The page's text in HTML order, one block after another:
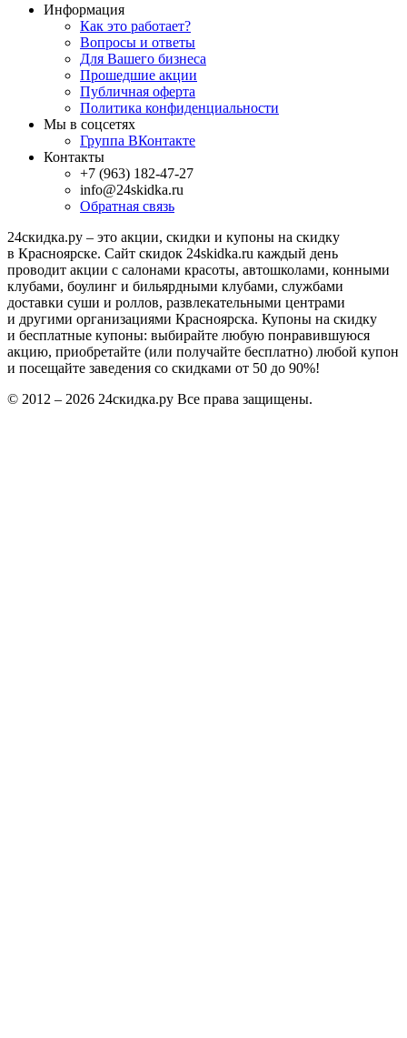
Информация
Как это работает?
Вопросы и ответы
Для Вашего бизнеса
Прошедшие акции
Публичная оферта
Политика конфиденциальности
Мы в соцсетях
Группа ВКонтакте
Контакты
+7 (963) 182-47-27
info@24skidka.ru
Обратная связь
24скидка.ру – это акции, скидки и купоны на скидку
в Красноярске. Сайт скидок 24skidka.ru каждый день
проводит акции с салонами красоты, автошколами, конными
клубами, боулинг и бильярдными клубами, службами
доставки суши и роллов, развлекательными центрами
и другими организациями Красноярска. Купоны на скидку
и бесплатные купоны: выбирайте любую понравившуюся
акцию, приобретайте (или получайте бесплатно) любой купон
и посещайте заведения со скидками от 50 до 90%!
© 2012 – 2026 24скидка.ру Все права защищены.